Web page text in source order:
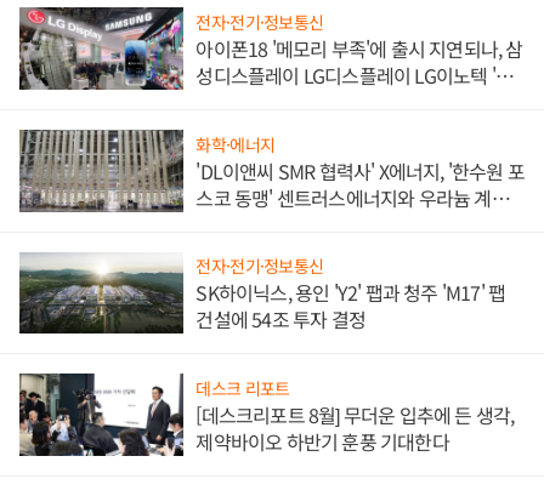
전자·전기·정보통신
아이폰18 '메모리 부족'에 출시 지연되나, 삼
성디스플레이 LG디스플레이 LG이노텍 '탈
화학·에너지
'DL이앤씨 SMR 협력사' X에너지, '한수원 포
스코 동맹' 센트러스에너지와 우라늄 계약
전자·전기·정보통신
SK하이닉스, 용인 'Y2' 팹과 청주 'M17' 팹
건설에 54조 투자 결정
데스크 리포트
[데스크리포트 8월] 무더운 입추에 든 생각,
제약바이오 하반기 훈풍 기대한다